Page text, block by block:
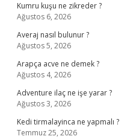
Kumru kuşu ne zikreder ?
Ağustos 6, 2026
Averaj nasıl bulunur ?
Ağustos 5, 2026
Arapça acve ne demek ?
Ağustos 4, 2026
Adventure ilaç ne işe yarar ?
Ağustos 3, 2026
Kedi tirmalayinca ne yapmalı ?
Temmuz 25, 2026